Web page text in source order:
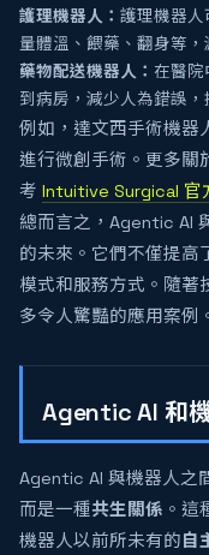
護理機器人： 護理機器人
量體溫、餵藥、翻身等，
藥物配送機器人： 在醫院
到病房，減少人為錯誤，
例如，達文西手術機器
進行微創手術。更多關
考 Intuitive Surgical 官
總而言之，Agentic AI
的未來。它們不僅提高
模式和服務方式。隨著
多令人驚豔的應用案例
Agentic AI 和
Agentic AI 與機器人之
而是一種共生關係 。這
機器人以前所未有的自